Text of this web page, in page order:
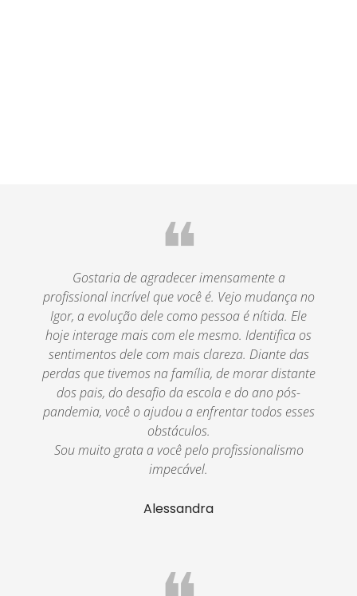
Alessandra
❝
Gostaria de agradecer imensamente a
profissional incrível que você é. Vejo mudança no
Igor, a evolução dele como pessoa é nítida. Ele
hoje interage mais com ele mesmo. Identifica os
sentimentos dele com mais clareza. Diante das
perdas que tivemos na família, de morar distante
dos pais, do desafio da escola e do ano pós-
pandemia, você o ajudou a enfrentar todos esses
obstáculos.
Sou muito grata a você pelo profissionalismo
impecável.